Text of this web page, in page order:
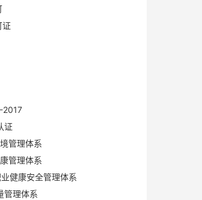
证
2017
证
管理体系
管理体系
健康安全管理体系
管理体系